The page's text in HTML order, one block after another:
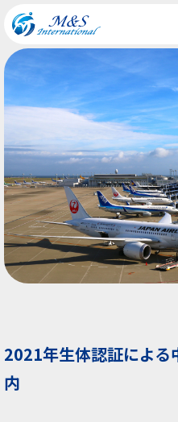
2021年生体認証によ
内